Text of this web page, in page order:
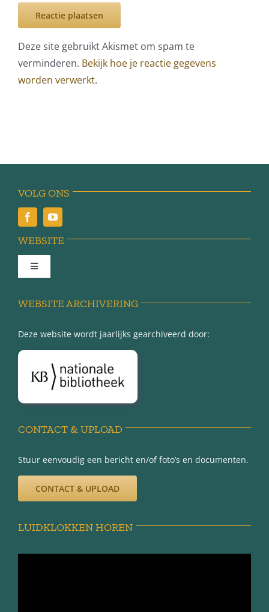
Deze site gebruikt Akismet om spam te
verminderen. Bekijk hoe je reactie gegevens
worden verwerkt.
VOLG ONS
WEBSITE
Toggle
Over Minnertsga
Disclaimer
WEBSITE ARCHIVERING
Deze website wordt jaarlijks gearchiveerd door:
CONTACT & UPLOAD
Stuur eenvoudig een bericht en/of foto’s en documenten.
CONTACT & UPLOAD
LUIDKLOKKEN HOREN